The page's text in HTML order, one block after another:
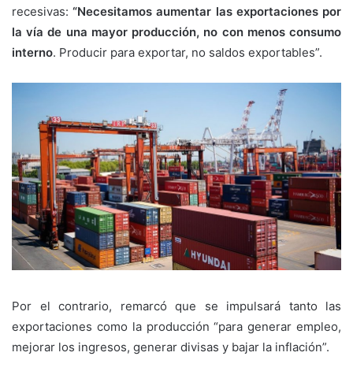
recesivas:“Necesitamos aumentar las exportaciones por
la vía de una mayor producción, no con menos consumo
interno. Producir para exportar, no saldos exportables”.
Por el contrario, remarcó que se impulsará tanto las
exportaciones como la producción “para generar empleo,
mejorar los ingresos, generar divisas y bajar la inflación”.